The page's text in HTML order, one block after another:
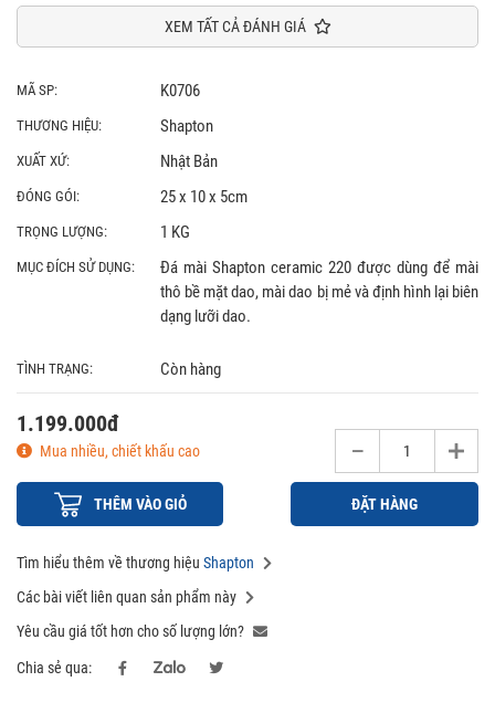
XEM TẤT CẢ ĐÁNH GIÁ
MÃ SP: K0706
THƯƠNG HIỆU: Shapton
XUẤT XỨ: Nhật Bản
ĐÓNG GÓI: 25 x 10 x 5cm
TRỌNG LƯỢNG: 1 KG
MỤC ĐÍCH SỬ DỤNG:
Đá mài Shapton ceramic 220 được dùng để mài
thô bề mặt dao, mài dao bị mẻ và định hình lại biên
dạng lưỡi dao.
TÌNH TRẠNG: Còn hàng
1.199.000đ
Mua nhiều, chiết khấu cao
THÊM VÀO GIỎ ĐẶT HÀNG
Tìm hiểu thêm về thương hiệu Shapton
Các bài viết liên quan sản phẩm này
Yêu cầu giá tốt hơn cho số lượng lớn?
Chia sẻ qua: